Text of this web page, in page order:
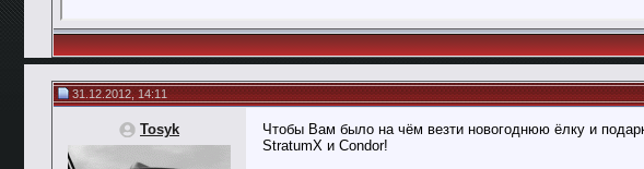
31.12.2012, 14:11
Tosyk
Чтобы Вам было на чём везти новогоднюю ёлку и
StratumX и Condor!